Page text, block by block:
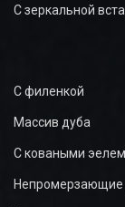
С зеркальной
С филенкой
Массив дуба
С коваными
Непромерзающие